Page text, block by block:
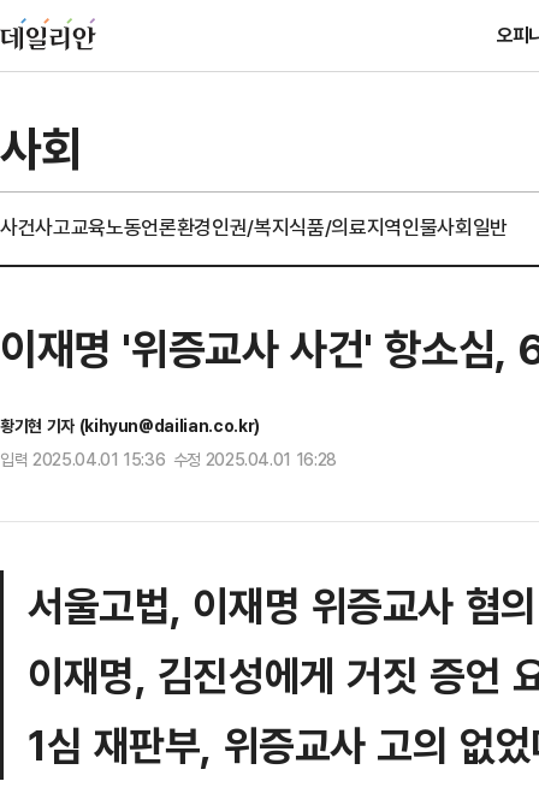
오피
사회
사건사고교육노동언론환경인권/복지식품/의료지역인물사회일반
이재명 '위증교사 사건' 항소심
황기현 기자 (kihyun@dailian.co.kr)
입력 2025.04.01 15:36 수정 2025.04.01 16:28
서울고법, 이재명 위증교사 혐
이재명, 김진성에게 거짓 증언
1심 재판부, 위증교사 고의 없